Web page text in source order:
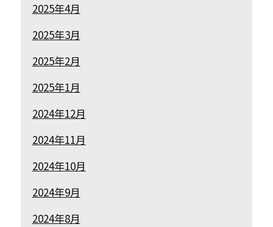
2025年4月
2025年3月
2025年2月
2025年1月
2024年12月
2024年11月
2024年10月
2024年9月
2024年8月